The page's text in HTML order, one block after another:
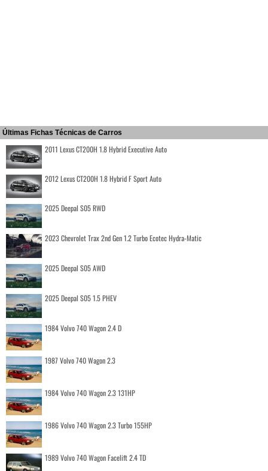
Últimas Fichas Técnicas de Carros
2011 Lexus CT200H 1.8 Hybrid Executive Auto
2012 Lexus CT200H 1.8 Hybrid F Sport Auto
2025 Deepal S05 RWD
2023 Chevrolet Trax 2nd Gen 1.2 Turbo Ecotec Hydra-Matic
2025 Deepal S05 AWD
2025 Deepal S05 1.5 PHEV
1984 Volvo 740 Wagon 2.4 D
1987 Volvo 740 Wagon 2.3
1984 Volvo 740 Wagon 2.3 131HP
1986 Volvo 740 Wagon 2.3 Turbo 155HP
1989 Volvo 740 Wagon Facelift 2.4 TD